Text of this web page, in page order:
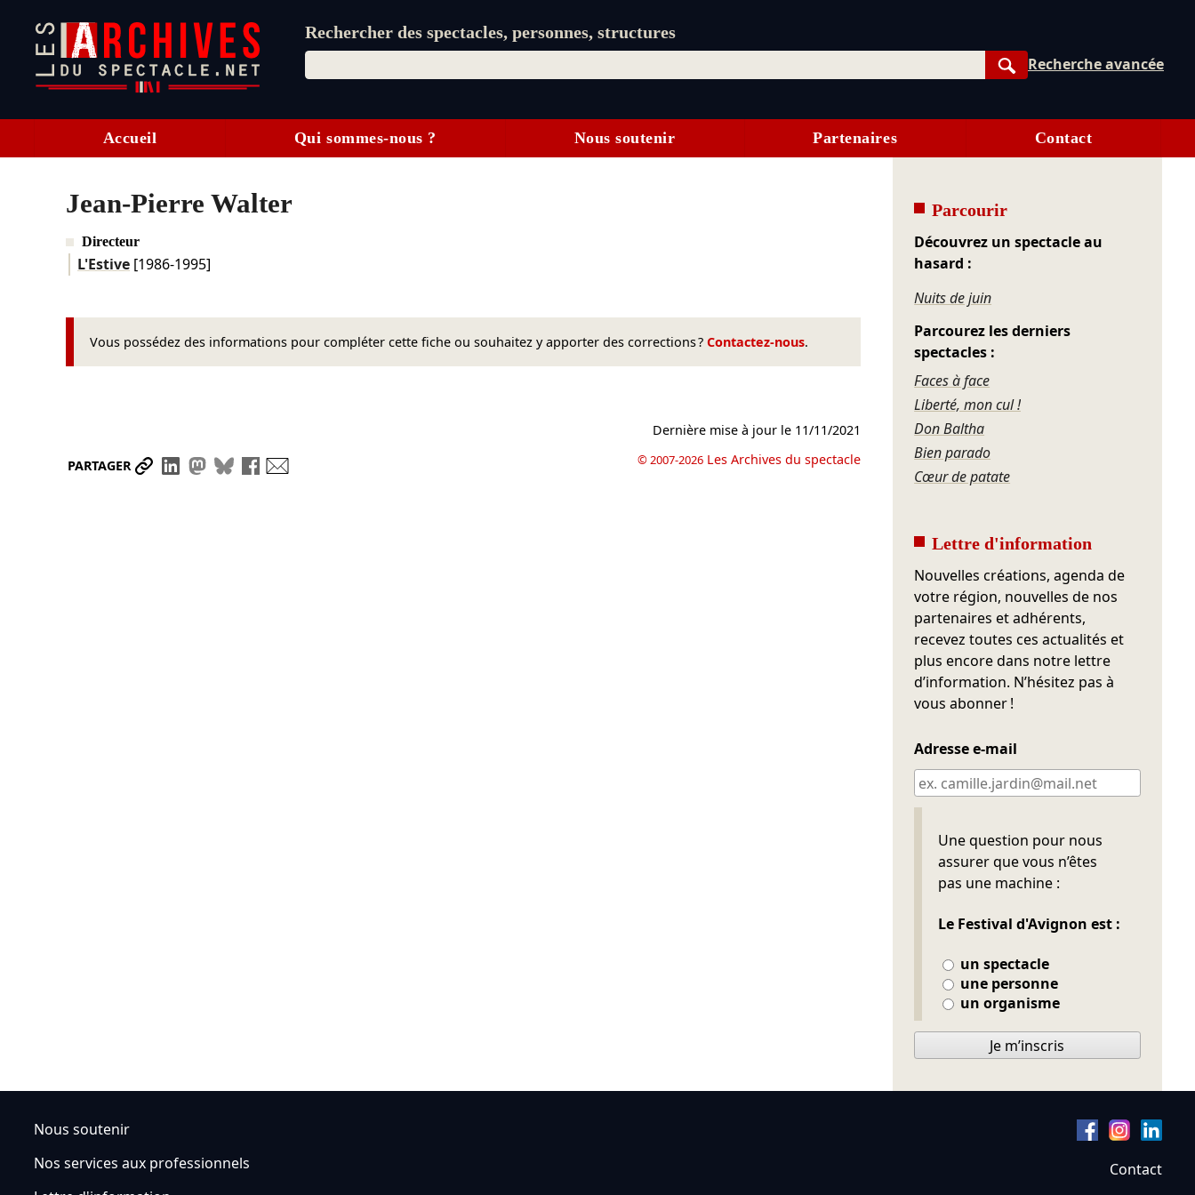
Rechercher des spectacles, personnes, structures
Rechercher
Recherche avancée
Accueil Qui sommes-nous ? Nous soutenir Partenaires Contact
Jean-Pierre Walter
Directeur
L'Estive [1986-1995]
Vous possédez des informations pour compléter cette fiche ou souhaitez y apporter des corrections ? Contactez-nous.
PARTAGER Partager le lien
Partager sur LinkedIn
Partager sur Mastodon
Partager sur Bluesky
Partager sur Facebook
Dernière mise à jour le 11/11/2021
© 2007-2026 Les Archives du spectacle
Parcourir
Découvrez un spectacle au
hasard :
Nuits de juin
Parcourez les derniers
spectacles :
Faces à face
Liberté, mon cul !
Don Baltha
Bien parado
Cœur de patate
Lettre d'information
Nouvelles créations, agenda de
votre région, nouvelles de nos
partenaires et adhérents,
recevez toutes ces actualités et
plus encore dans notre lettre
d’information. N’hésitez pas à
vous abonner !
Adresse e-mail
Une question pour nous
assurer que vous n’êtes
pas une machine :
Le Festival d'Avignon est :
un spectacle
une personne
un organisme
Ne pas remplir
Je m’inscris
Nous soutenir
Nos services aux professionnels
Contact